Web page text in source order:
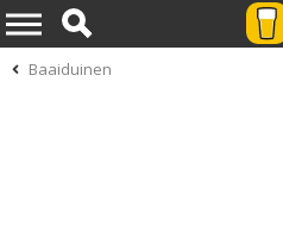
Baaiduinen